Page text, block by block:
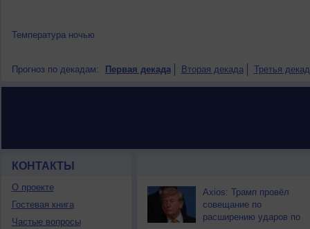
Температура ночью
Прогноз по декадам: Первая декада Вторая декада Третья
КОНТАКТЫ
О проекте
Гостевая книга
Частые вопросы
НОВОСТИ ПАРТНЕРОВ
Axios: Трамп провёл
совещание по
расширению ударов по